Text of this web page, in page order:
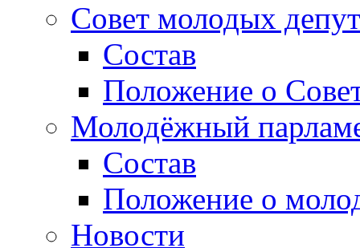
Совет молодых
Состав
Положение о
Молодёжный
Состав
Положение о
Новости